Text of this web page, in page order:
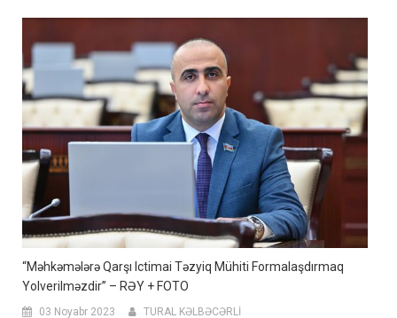
“Məhkəmələrə Qarşı Ictimai Təzyiq Mühiti Formalaşdırmaq
Yolverilməzdir” – RƏY + FOTO
03 Noyabr 2023 TURAL KƏLBƏCƏRLİ